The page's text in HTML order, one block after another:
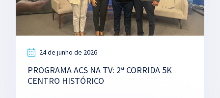
24 de junho de 2026
PROGRAMA ACS NA TV: 2ª CORRIDA 5K
CENTRO HISTÓRICO